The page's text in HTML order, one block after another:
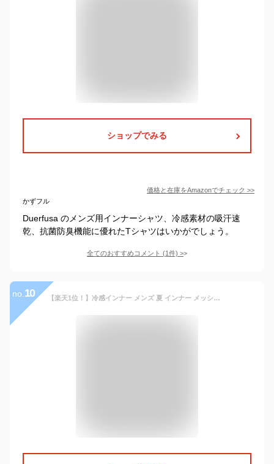
ショップでみる
価格と在庫をAmazonでチェック >>
かずフル
Duerfusa のメンズ用インナーシャツ、冷感素材の吸汗速
乾、抗菌防臭機能に優れたTシャツはいかがでしょう。
全てのおすすめコメント (1件) >
no. 10 【楽天1位！】冷感インナー メンズ 夏 インナー メッシュ 接触冷感 吸汗速乾 抗菌防臭 ストレッチ メッシュ素材 半袖 Vネック シャツ 無地 1枚組 2枚組 M L LL 3L